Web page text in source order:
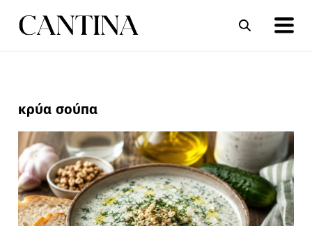
ΣΥΝΤΑΓΕΣ
κρύα σούπα